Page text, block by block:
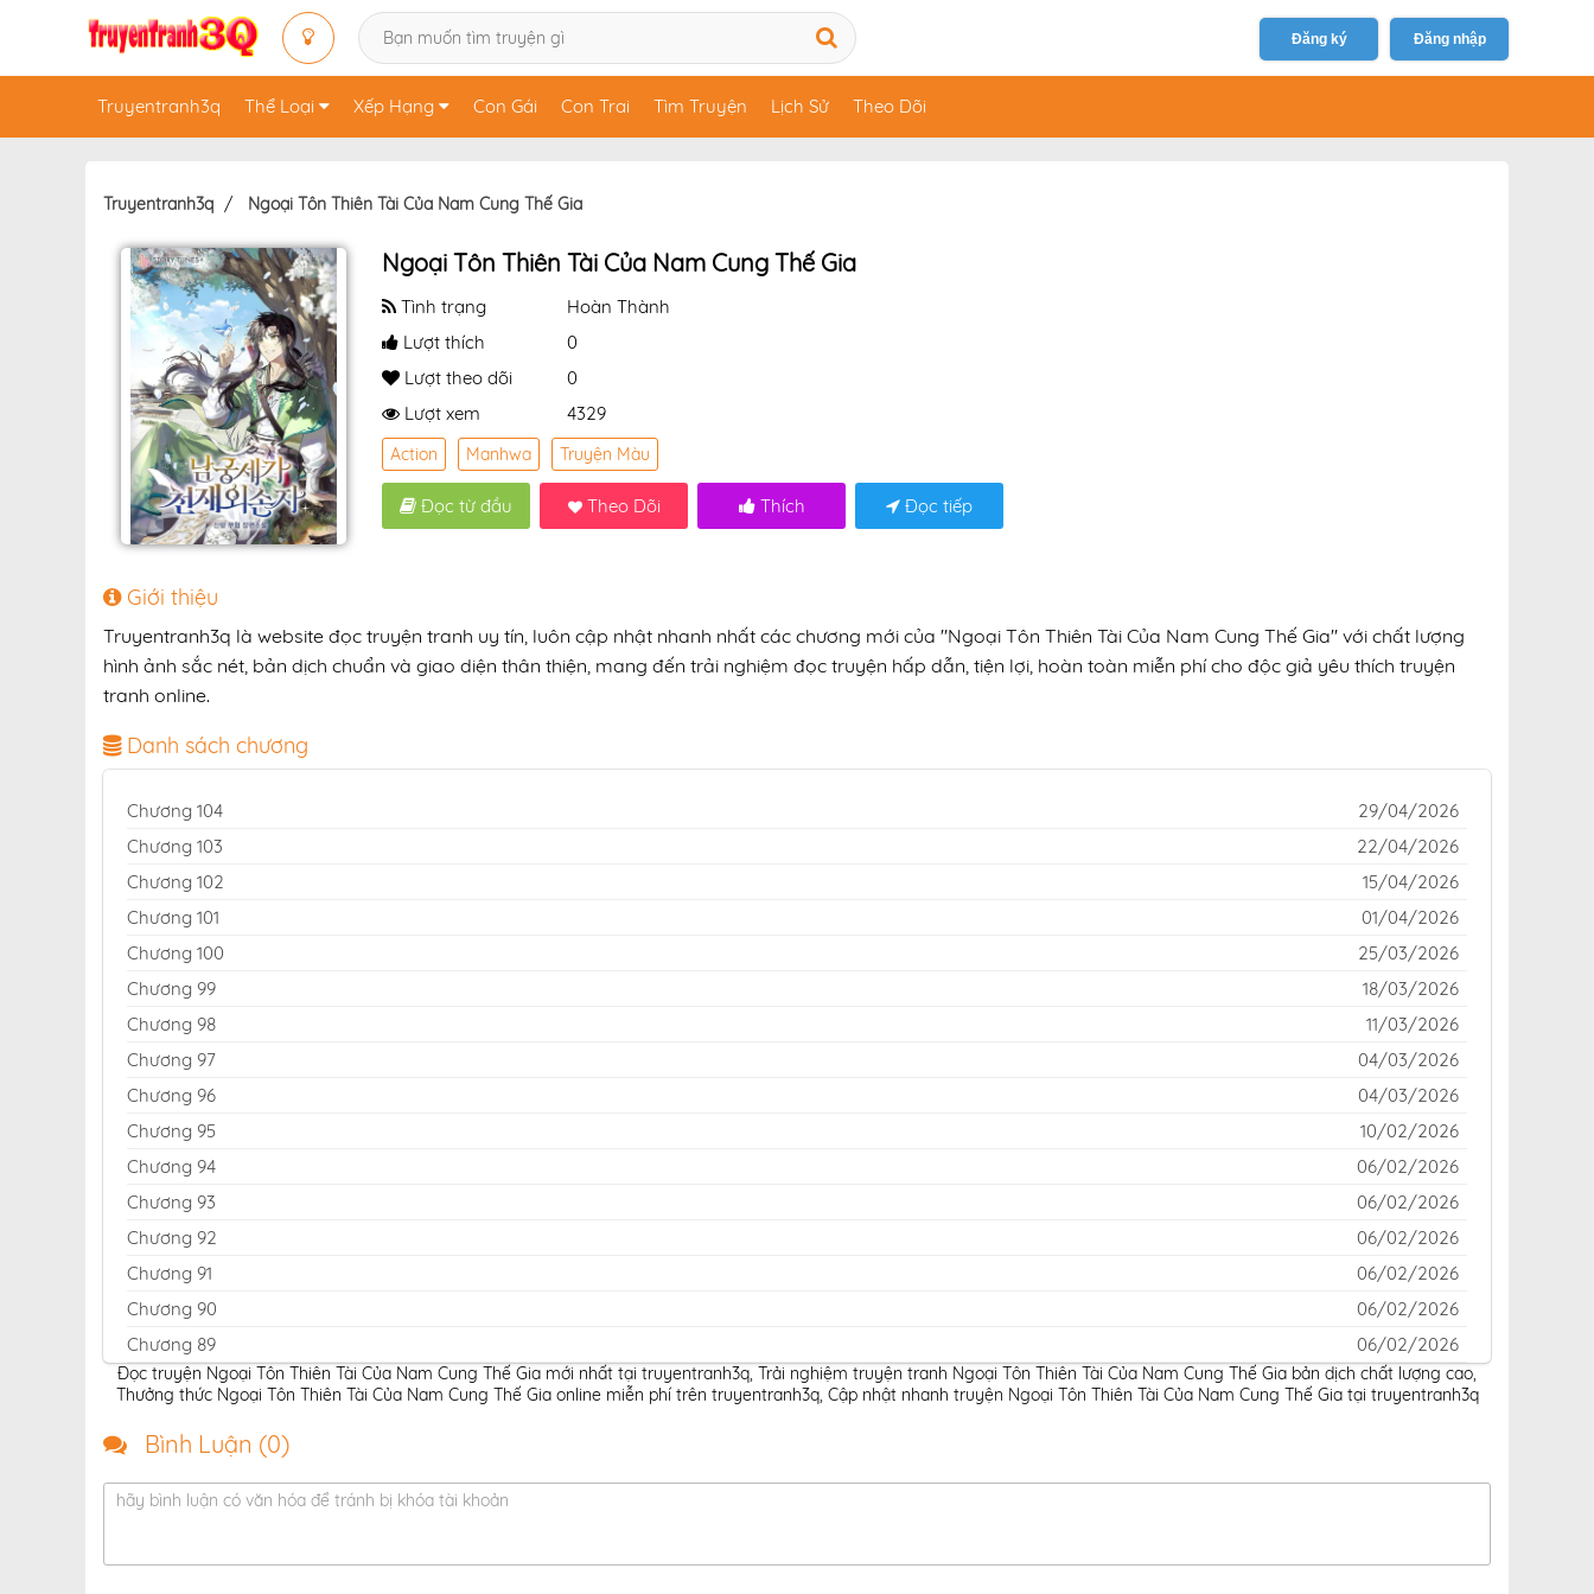
Đăng ký Đăng nhập
Truyentranh3q Thể Loại Xếp Hạng Con Gái Con Trai Tìm Truyện Lịch Sử Theo Dõi
Truyentranh3q Ngoại Tôn Thiên Tài Của Nam Cung Thế Gia
Ngoại Tôn Thiên Tài Của Nam Cung Thế Gia
Tình trạng
Hoàn Thành
Lượt thích
0
Lượt theo dõi
0
Lượt xem
4329
Action Manhwa Truyện Màu
Đọc từ đầu Theo Dõi Thích Đọc tiếp
Giới thiệu
Truyentranh3q là website đọc truyện tranh uy tín, luôn cập nhật nhanh nhất các chương mới của "Ngoại Tôn Thiên Tài Của Nam Cung Thế Gia" với chất lượng
hình ảnh sắc nét, bản dịch chuẩn và giao diện thân thiện, mang đến trải nghiệm đọc truyện hấp dẫn, tiện lợi, hoàn toàn miễn phí cho độc giả yêu thích truyện
tranh online.
Danh sách chương
Chương 104
29/04/2026
Chương 103
22/04/2026
Chương 102
15/04/2026
Chương 101
01/04/2026
Chương 100
25/03/2026
Chương 99
18/03/2026
Chương 98
11/03/2026
Chương 97
04/03/2026
Chương 96
04/03/2026
Chương 95
10/02/2026
Chương 94
06/02/2026
Chương 93
06/02/2026
Chương 92
06/02/2026
Chương 91
06/02/2026
Chương 90
06/02/2026
Chương 89
06/02/2026
Chương 88
06/02/2026
Chương 86
Chương 85
06/02/2026
Đọc truyện Ngoại Tôn Thiên Tài Của Nam Cung Thế Gia mới nhất tại truyentranh3q, Trải nghiệm truyện tranh Ngoại Tôn Thiên Tài Của Nam Cung Thế Gia bản dịch chất lượng cao,
Thưởng thức Ngoại Tôn Thiên Tài Của Nam Cung Thế Gia online miễn phí trên truyentranh3q, Cập nhật nhanh truyện Ngoại Tôn Thiên Tài Của Nam Cung Thế Gia tại truyentranh3q
Bình Luận (0)
hãy bình luận có văn hóa để tránh bị khóa tài khoản